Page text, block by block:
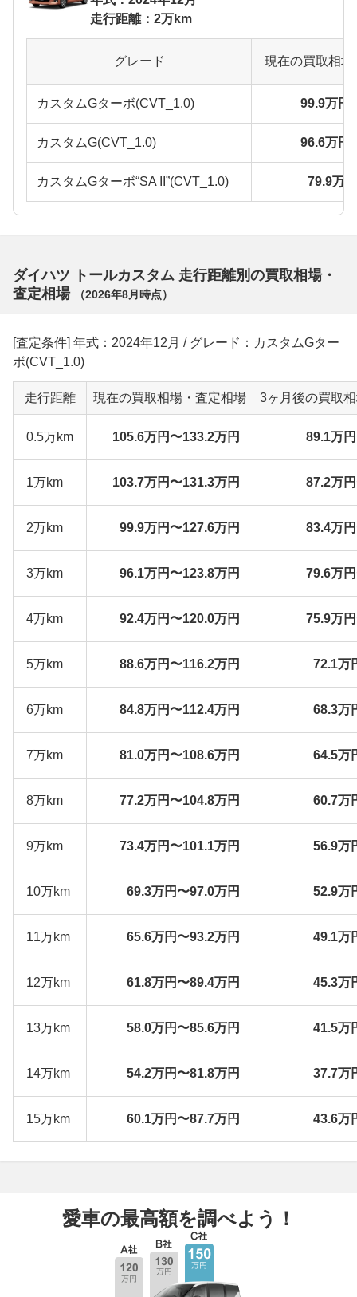
走行距離：2万km
グレード 現在の買取相
カスタムGターボ(CVT_1.0) 99.9万円
カスタムG(CVT_1.0) 96.6万円
カスタムGターボ“SA II”(CVT_1.0) 79.9万
ダイハツ トールカスタム 走行距離別の買取相場・
査定相場
（2026年8月 時点）
[査定条件] 年式：2024年12月 / グレード：カスタムGター
ボ(CVT_1.0)
走行距離 現在の買取相場・査定相場 3ヶ月後の買取
0.5万km 105.6万円〜133.2万円 89.1万
1万km 103.7万円〜131.3万円 87.2万
2万km 99.9万円〜127.6万円 83.4万
3万km 96.1万円〜123.8万円 79.6万
4万km 92.4万円〜120.0万円 75.9万
5万km 88.6万円〜116.2万円 72.1万
6万km 84.8万円〜112.4万円 68.3万
7万km 81.0万円〜108.6万円 64.5万
8万km 77.2万円〜104.8万円 60.7万
9万km 73.4万円〜101.1万円 56.9万
10万km 69.3万円〜97.0万円 52.9万
11万km 65.6万円〜93.2万円 49.1万
12万km 61.8万円〜89.4万円 45.3万
13万km 58.0万円〜85.6万円 41.5万
14万km 54.2万円〜81.8万円 37.7万
15万km 60.1万円〜87.7万円 43.6万
愛車の最高額を調べよう！